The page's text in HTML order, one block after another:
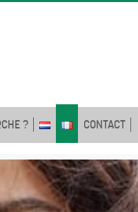
? CONTACT